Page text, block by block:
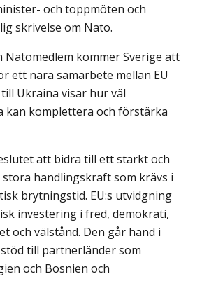
och toppmöten och
skrivelse om Nato.
Natomedlem kommer Sverige att
ett nära samarbete mellan EU
Ukraina visar hur väl
kan komplettera och förstärka
att bidra till ett starkt och
stora handlingskraft som krävs i
brytningstid. EU:s utvidgning
investering i fred, demokrati,
och välstånd. Den går hand i
till partnerländer som
och Bosnien och